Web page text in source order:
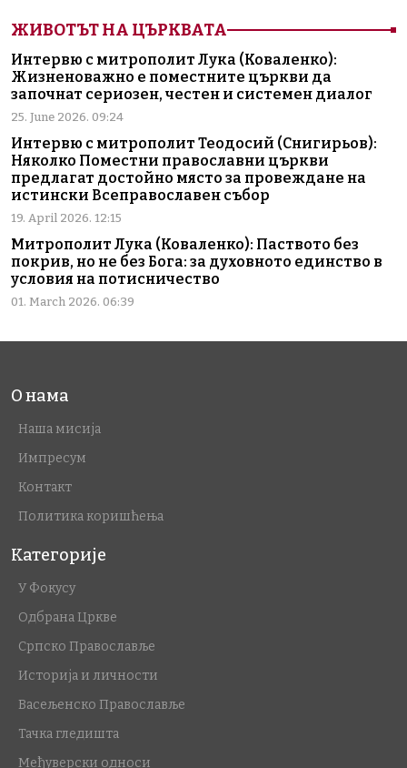
ЖИВОТЪТ НА ЦЪРКВАТА
Интервю с митрополит Лука (Коваленко):
Жизненоважно е поместните църкви да
започнат сериозен, честен и системен диалог
25. June 2026. 09:24
Интервю с митрополит Теодосий (Снигирьов):
Няколко Поместни православни църкви
предлагат достойно място за провеждане на
истински Всеправославен събор
19. April 2026. 12:15
Митрополит Лука (Коваленко): Паството без
покрив, но не без Бога: за духовното единство в
условия на потисничество
01. March 2026. 06:39
О нама
Наша мисија
Импресум
Контакт
Политика коришћења
Категорије
У Фокусу
Одбрана Цркве
Српско Православље
Историја и личности
Васељенско Православље
Тачка гледишта
Међуверски односи